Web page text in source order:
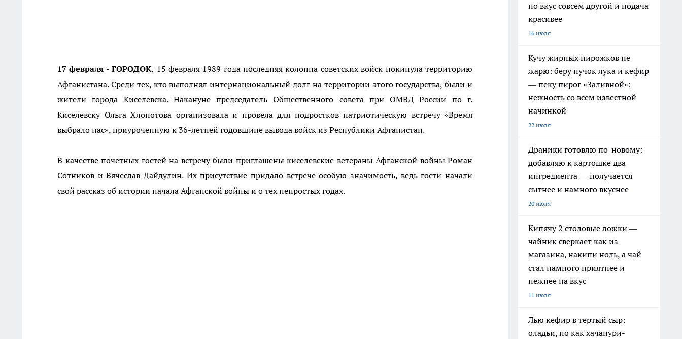
17 февраля - ГОРОДОК. 15 февраля 1989 года последняя колонна советских войск покинула территорию
Афганистана. Среди тех, кто выполнял интернациональный долг на территории этого государства, были и
жители города Киселевска. Накануне председатель Общественного совета при ОМВД России по г.
Киселевску Ольга Хлопотова организовала и провела для подростков патриотическую встречу «Время
выбрало нас», приуроченную к 36-летней годовщине вывода войск из Республики Афганистан.
В качестве почетных гостей на встречу были приглашены киселевские ветераны Афганской войны Роман
Сотников и Вячеслав Дайдулин. Их присутствие придало встрече особую значимость, ведь гости начали
свой рассказ об истории начала Афганской войны и о тех непростых годах.
но вкус совсем другой и подача
красивее
16 июля
Кучу жирных пирожков не
жарю: беру пучок лука и кефир
— пеку пирог «Заливной»:
нежность со всем известной
начинкой
22 июля
Драники готовлю по-новому:
добавляю к картошке два
ингредиента — получается
сытнее и намного вкуснее
20 июля
Кипячу 2 столовые ложки —
чайник сверкает как из
магазина, накипи ноль, а чай
стал намного приятнее и
нежнее на вкус
11 июля
Лью кефир в тертый сыр:
оладьи, но как хачапури-